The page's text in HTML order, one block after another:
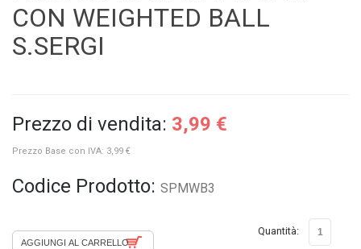
CON WEIGHTED BALL
S.SERGI
Prezzo di vendita: 3,99 €
Prezzo Base con IVA: 3,99 €
Codice Prodotto: SPMWB3
Quantità: